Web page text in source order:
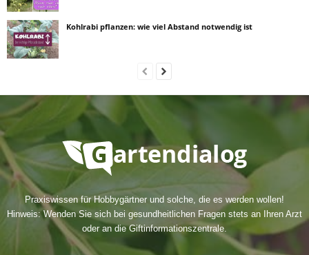
Kohlrabi pflanzen: wie viel Abstand notwendig ist
Praxiswissen für Hobbygärtner und solche, die es werden wollen!
Hinweis: Wenden Sie sich bei gesundheitlichen Fragen stets an Ihren Arzt
oder an die Giftinformationszentrale.